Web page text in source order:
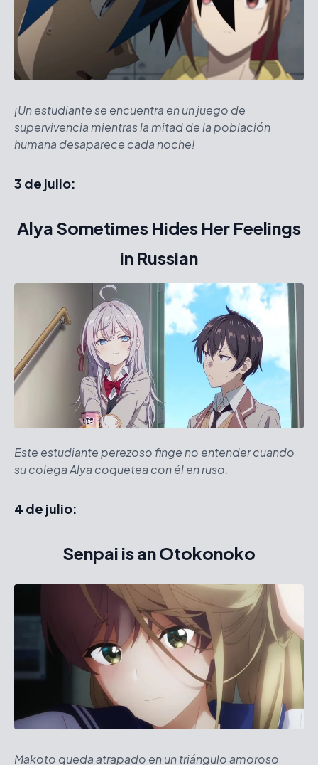
¡Un estudiante se encuentra en un juego de
supervivencia mientras la mitad de la población
humana desaparece cada noche!
3 de julio:
Alya Sometimes Hides Her Feelings
in Russian
Este estudiante perezoso finge no entender cuando
su colega Alya coquetea con él en ruso.
4 de julio:
Senpai is an Otokonoko
Makoto queda atrapado en un triángulo amoroso